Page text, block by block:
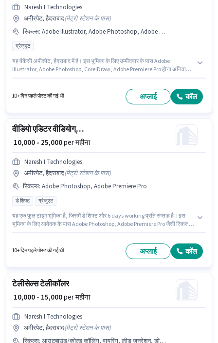
Naresh I Technologies
अमीरपेट, हैदराबाद(मेट्रो स्टेशन के पास)
स्किल्स: Adobe Illustrator, Adobe Photoshop, Adobe Premiere Pro, CorelDraw
ग्रेजुएट
यह वैकेंसी अमीरपेट, हैदराबाद में है। इस भूमिका के लिए उम्मीदवार के पास Adobe
Illustrator, Adobe Photoshop, CorelDraw, Adobe Premiere Pro होना अनिवार्य
डिग्री या सर्टिफिकेट होना चाहिए। Naresh I Technologies में ग्राफिक / वेब डिजाइनर
10+ दिन पहले पोस्ट की गई थी अप्लाई कॉल
वीडियो एडिटर वीडियोग्राफर
₹ 10,000 - 25,000per महीना
Naresh I Technologies
अमीरपेट, हैदराबाद(मेट्रो स्टेशन के पास)
स्किल्स: Adobe Photoshop, Adobe Premiere Pro
डे शिफ्ट ग्रेजुएट
यह एक फुल टाइम भूमिका है, जिसमें डे शिफ्ट और 6 days working प्रति सप्ताह है। इस
भूमिका के लिए आवेदक के पास Adobe Photoshop, Adobe Premiere Pro जैसी स्किल्स
है। इस पद के लिए उम्मीदवार के पास ग्रेजुएट डिग्री/सर्टिफिकेट होना अनिवार्य है।
10+ दिन पहले पोस्ट की गई थी अप्लाई कॉल
टेलीसेल्स टेलीकॉलर
₹ 10,000 - 15,000per महीना
Naresh I Technologies
अमीरपेट, हैदराबाद(मेट्रो स्टेशन के पास)
स्किल्स: आउटबाउंड/कोल्ड कॉलिंग, वायरिंग, लीड जनरेशन, डोमेस्टिक कॉलिंग, कम्युनिकेशन स्किल, कंप्यूटर नॉलेज